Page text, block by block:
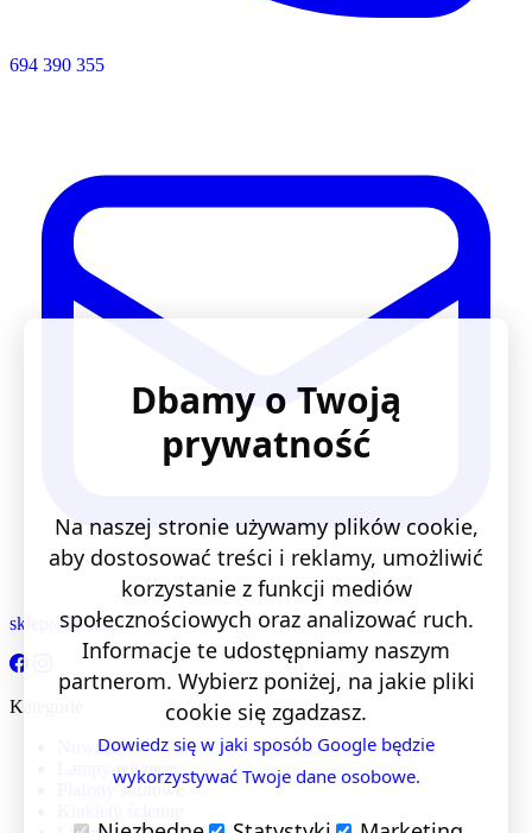
694 390 355
sklep@lentis.pl
Kategorie
Nowości
Lampy wiszące
Plafony sufitowe
Dbamy o Twoją
prywatność
Na naszej stronie używamy plików cookie,
aby dostosować treści i reklamy, umożliwić
korzystanie z funkcji mediów
społecznościowych oraz analizować ruch.
Informacje te udostępniamy naszym
partnerom. Wybierz poniżej, na jakie pliki
cookie się zgadzasz.
Dowiedz się w jaki sposób Google będzie
wykorzystywać Twoje dane osobowe.